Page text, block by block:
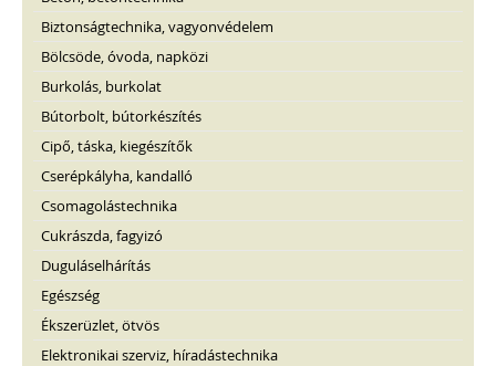
Biztonságtechnika, vagyonvédelem
Bölcsöde, óvoda, napközi
Burkolás, burkolat
Bútorbolt, bútorkészítés
Cipő, táska, kiegészítők
Cserépkályha, kandalló
Csomagolástechnika
Cukrászda, fagyizó
Duguláselhárítás
Egészség
Ékszerüzlet, ötvös
Elektronikai szerviz, híradástechnika